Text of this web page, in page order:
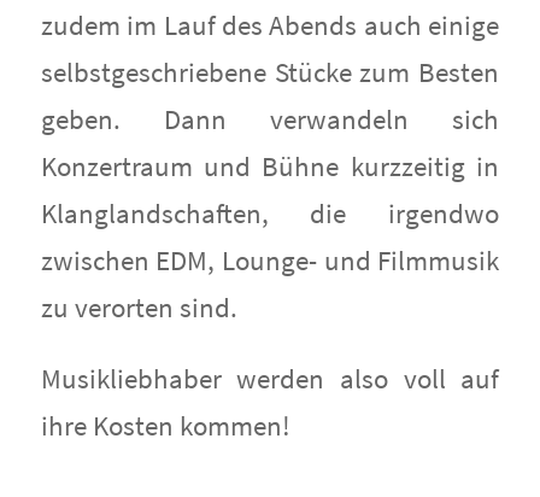
zudem im Lauf des Abends auch einige
selbstgeschriebene Stücke zum Besten
geben. Dann verwandeln sich
Konzertraum und Bühne kurzzeitig in
Klanglandschaften, die irgendwo
zwischen EDM, Lounge- und Filmmusik
zu verorten sind.
Musikliebhaber werden also voll auf
ihre Kosten kommen!